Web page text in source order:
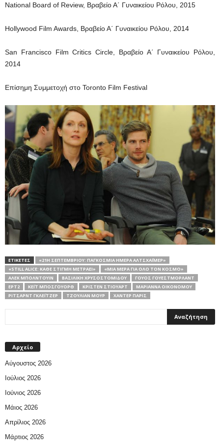
National Board of Review, Βραβείο Α΄ Γυναικείου Ρόλου, 2015
Hollywood Film Awards, Βραβείο Α΄ Γυναικείου Ρόλου, 2014
San Francisco Film Critics Circle, Βραβείο Α΄ Γυναικείου Ρόλου,
2014
Επίσημη Συμμετοχή στο Toronto Film Festival
ΕΤΙΚΕΤΕΣ
«21Η ΣΕΠΤΕΜΒΡΊΟΥ: ΠΑΓΚΌΣΜΙΑ ΗΜΈΡΑ ΑΛΤΣΧΆΙΜΕΡ»
«STILL ALICE: ΚΆΘΕ ΣΤΙΓΜΉ ΜΕΤΡΆΕΙ»
«ΜΙΑ ΜΈΡΑ ΓΙΑ ΌΛΟ ΤΟΝ ΚΌΣΜΟ»
ΆΛΕΚ ΜΠΌΛΝΤΟΥΙΝ
ΒΑΣΙΛΙΚΉ ΧΡΥΣΟΣΤΟΜΊΔΟΥ
ΓΟΥΌΣ ΓΟΥΕΣΤΜΌΡΛΑΝΤ
ΕΡΤ2
ΚΈΙΤ ΜΠΌΣΓΟΥΟΡΘ ΚΡΊΣΤΕΝ ΣΤΙΟΎΑΡΤ
ΜΑΡΙΆΝΝΑ ΟΙΚΟΝΌΜΟΥ
ΡΊΤΣΑΡΝΤ ΓΚΛΈΙΤΖΕΡ
ΤΖΟΎΛΙΑΝ ΜΟΎΡ ΧΆΝΤΕΡ ΠΆΡΙΣ
Αρχείο
Αύγουστος 2026
Ιούλιος 2026
Ιούνιος 2026
Μάιος 2026
Απρίλιος 2026
Μάρτιος 2026